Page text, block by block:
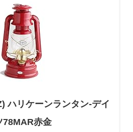
ハリケーンランタン-デイ
78MAR赤金